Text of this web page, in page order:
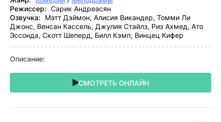
Режиссер: Сарик Андреасян
Озвучка:
Мэтт Дэймон, Алисия Викандер, Томми Ли
Джонс, Венсан Кассель, Джулия Стайлз, Риз Ахмед, Ато
Эссонда, Скотт Шеперд, Билл Кэмп, Винцец Кифер
Описание:
СМОТРЕТЬ ОНЛАЙН